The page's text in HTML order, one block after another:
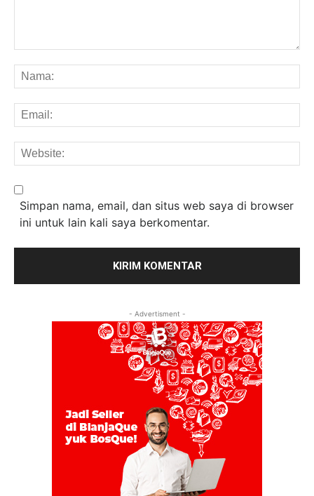
Simpan nama, email, dan situs web saya di browser
ini untuk lain kali saya berkomentar.
- Advertisment -